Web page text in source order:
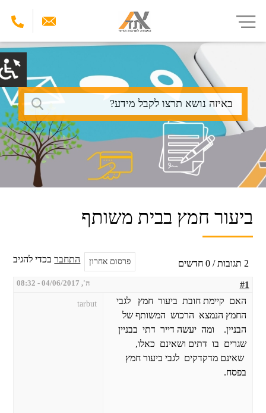
העיקרי
חיפוש
ביעור חמץ בבית משותף
2 תגובות / 0 חדשים התחברבכדי להגיב פרסום אחרון
ה', 04/06/2017 - 08:32 #1
tarbut
האם קיימת חובת ביעור חמץ לגבי
החמץ הנמצא הרכוש המשותף של
הבניין. ומה יעשה דייר דתי בבניין
שגרים בו דתים ושאינם כאלו,
שאינם מדקדקים לגבי ביעור חמץ
בפסח.